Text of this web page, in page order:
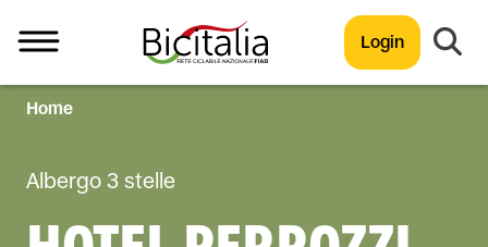
Login
TUTTO
Home
Albergo 3 stelle